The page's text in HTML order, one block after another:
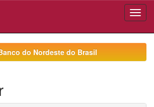
do Nordeste do Brasil